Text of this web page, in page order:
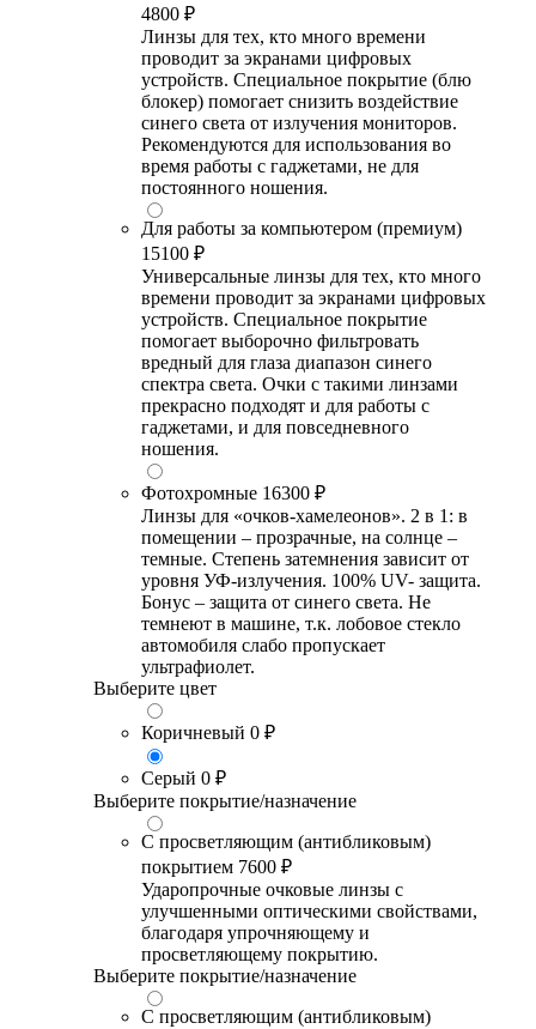
4800 ₽
Линзы для тех, кто много времени
проводит за экранами цифровых
устройств. Специальное покрытие (блю
блокер) помогает снизить воздействие
синего света от излучения мониторов.
Рекомендуются для использования во
время работы с гаджетами, не для
постоянного ношения.
Для работы за компьютером (премиум)
15100 ₽
Универсальные линзы для тех, кто много
времени проводит за экранами цифровых
устройств. Специальное покрытие
помогает выборочно фильтровать
вредный для глаза диапазон синего
спектра света. Очки с такими линзами
прекрасно подходят и для работы с
гаджетами, и для повседневного
ношения.
Фотохромные 16300 ₽
Линзы для «очков-хамелеонов». 2 в 1: в
помещении – прозрачные, на солнце –
темные. Степень затемнения зависит от
уровня УФ-излучения. 100% UV- защита.
Бонус – защита от синего света. Не
темнеют в машине, т.к. лобовое стекло
автомобиля слабо пропускает
ультрафиолет.
Выберите цвет
Коричневый 0 ₽
Серый 0 ₽
Выберите покрытие/назначение
С просветляющим (антибликовым)
покрытием 7600 ₽
Ударопрочные очковые линзы с
улучшенными оптическими свойствами,
благодаря упрочняющему и
просветляющему покрытию.
Выберите покрытие/назначение
С просветляющим (антибликовым)